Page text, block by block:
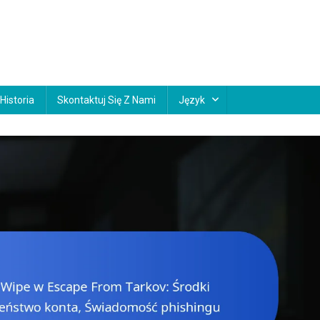
Skontaktuj Się Z Nami Język